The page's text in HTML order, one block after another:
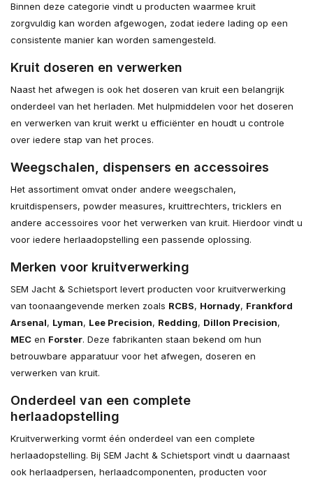
Binnen deze categorie vindt u producten waarmee kruit
zorgvuldig kan worden afgewogen, zodat iedere lading op een
consistente manier kan worden samengesteld.
Kruit doseren en verwerken
Naast het afwegen is ook het doseren van kruit een belangrijk
onderdeel van het herladen. Met hulpmiddelen voor het doseren
en verwerken van kruit werkt u efficiënter en houdt u controle
over iedere stap van het proces.
Weegschalen, dispensers en accessoires
Het assortiment omvat onder andere weegschalen,
kruitdispensers, powder measures, kruittrechters, tricklers en
andere accessoires voor het verwerken van kruit. Hierdoor vindt u
voor iedere herlaadopstelling een passende oplossing.
Merken voor kruitverwerking
SEM Jacht & Schietsport levert producten voor kruitverwerking
van toonaangevende merken zoals RCBS, Hornady, Frankford
Arsenal, Lyman, Lee Precision, Redding, Dillon Precision,
MEC en Forster. Deze fabrikanten staan bekend om hun
betrouwbare apparatuur voor het afwegen, doseren en
verwerken van kruit.
Onderdeel van een complete
herlaadopstelling
Kruitverwerking vormt één onderdeel van een complete
herlaadopstelling. Bij SEM Jacht & Schietsport vindt u daarnaast
ook herlaadpersen, herlaadcomponenten, producten voor